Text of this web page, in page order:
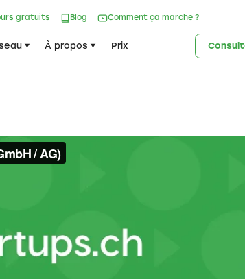
gratuits Blog Comment ça marche ?
À propos Prix